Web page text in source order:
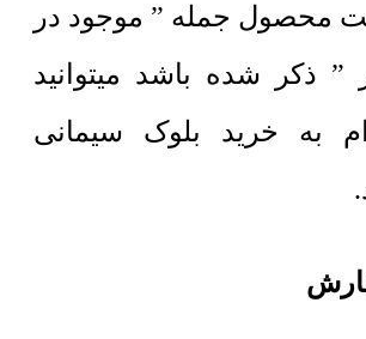
محصول جمله ” موجود در
” ذکر شده باشد میتوانید
به خرید بلوک سیمانی